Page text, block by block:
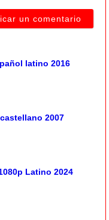
latino 2016
2007
Latino 2024